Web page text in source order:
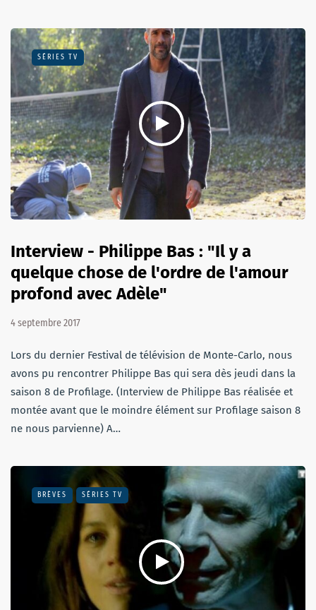
SÉRIES TV
Interview - Philippe Bas : "Il y a
quelque chose de l'ordre de l'amour
profond avec Adèle"
4 septembre 2017
Lors du dernier Festival de télévision de Monte-Carlo, nous
avons pu rencontrer Philippe Bas qui sera dès jeudi dans la
saison 8 de Profilage. (Interview de Philippe Bas réalisée et
montée avant que le moindre élément sur Profilage saison 8
ne nous parvienne) A…
BRÈVES SÉRIES TV